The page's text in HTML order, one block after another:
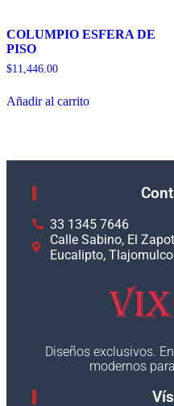
COLUMPIO ESFERA DE
PISO
$11,446.00
Añadir al carrito
33 1345 7646
Calle Sabino, El
Eucalipto,
Diseños exclusivos.
modernos